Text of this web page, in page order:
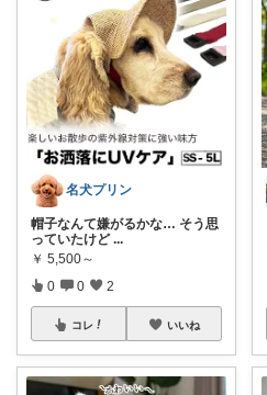
名犬プリン
帽子なんて嫌がるかな… そう思
っていたけど ...
￥ 5,500～
0 0 2
コレ いいね